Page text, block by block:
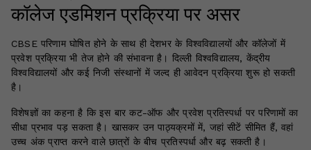
कॉलेज एडमिशन प्रक्रिया पर असर
CBSE परिणाम घोषित होने के साथ ही देशभर के विश्वविद्यालयों और कॉलेजों में
प्रवेश प्रक्रिया भी तेज होने की संभावना है। दिल्ली विश्वविद्यालय, केंद्रीय
विश्वविद्यालयों और कई निजी संस्थानों में जल्द ही आवेदन प्रक्रिया शुरू हो सकती
है।
विशेषज्ञों का कहना है कि इस बार कट-ऑफ और प्रवेश प्रतिस्पर्धा पर परिणामों का
सीधा प्रभाव पड़ सकता है। खासकर उन पाठ्यक्रमों में, जहां सीटें सीमित हैं, वहां
उच्च अंक प्राप्त करने वाले छात्रों के बीच प्रतिस्पर्धा और बढ़ सकती है।